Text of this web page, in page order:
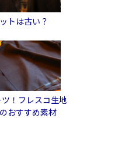
トは古い？
！フレスコ生地
おすすめ素材